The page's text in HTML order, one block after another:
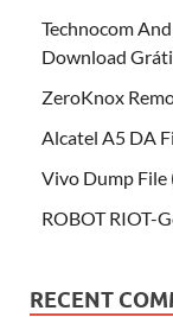
Technocom
Download
ZeroKnox
Alcatel A5 DA
Vivo Dump
ROBOT RIOT-
RECENT